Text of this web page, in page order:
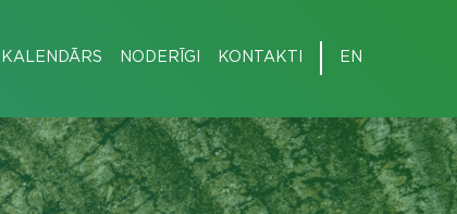
KALENDĀRS NODERĪGI KONTAKTI EN